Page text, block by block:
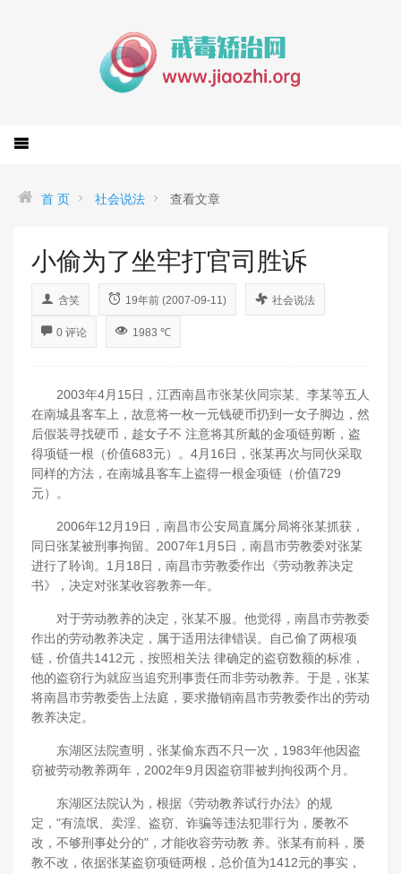
首 页 社会说法 查看文章
小偷为了坐牢打官司胜诉
含笑 19年前 (2007-09-11) 社会说法
0 评论 1983 ℃
2003年4月15日，江西南昌市张某伙同宗某、李某等五人
在南城县客车上，故意将一枚一元钱硬币扔到一女子脚边，然
后假装寻找硬币，趁女子不 注意将其所戴的金项链剪断，盗
得项链一根（价值683元）。4月16日，张某再次与同伙采取
同样的方法，在南城县客车上盗得一根金项链（价值729
元）。
2006年12月19日，南昌市公安局直属分局将张某抓获，
同日张某被刑事拘留。2007年1月5日，南昌市劳教委对张某
进行了聆询。1月18日，南昌市劳教委作出《劳动教养决定
书》，决定对张某收容教养一年。
对于劳动教养的决定，张某不服。他觉得，南昌市劳教委
作出的劳动教养决定，属于适用法律错误。自己偷了两根项
链，价值共1412元，按照相关法 律确定的盗窃数额的标准，
他的盗窃行为就应当追究刑事责任而非劳动教养。于是，张某
将南昌市劳教委告上法庭，要求撤销南昌市劳教委作出的劳动
教养决定。
东湖区法院查明，张某偷东西不只一次，1983年他因盗
窃被劳动教养两年，2002年9月因盗窃罪被判拘役两个月。
东湖区法院认为，根据《劳动教养试行办法》的规
定，"有流氓、卖淫、盗窃、诈骗等违法犯罪行为，屡教不
改，不够刑事处分的"，才能收容劳动教 养。张某有前科，屡
教不改，依据张某盗窃项链两根，总价值为1412元的事实，